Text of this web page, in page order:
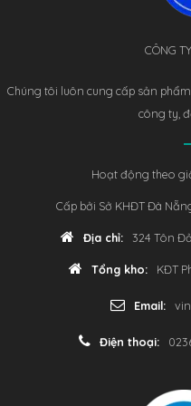
CÔNG
Chúng tôi luôn cung cấp sản
công ty,
Hoạt động theo
Cấp bởi Sở KHĐT Đà
Địa chỉ: 324 Tôn
Tổng kho: KĐT
Email:
Điện thoại: